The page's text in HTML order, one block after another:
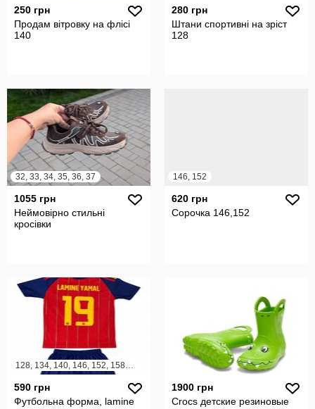
250 грн
Продам вітровку на флісі
140
280 грн
Штани спортивні на зріст
128
32, 33, 34, 35, 36, 37
1055 грн
Неймовірно стильні
кросівки
146, 152
620 грн
Сорочка 146,152
128, 134, 140, 146, 152, 158, 164
590 грн
Футбольна форма, lamine
1900 грн
Crocs детские резиновые